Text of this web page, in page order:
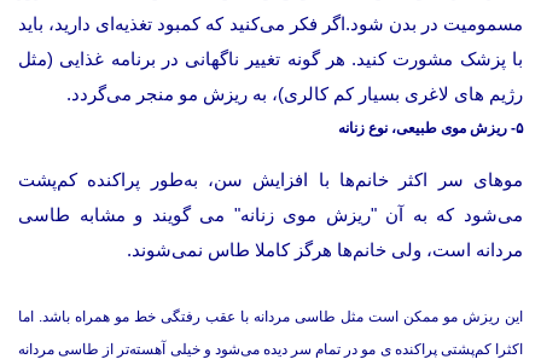
مسمومیت در بدن شود.اگر فکر می‌کنید که کمبود تغذیه‌ای دارید، باید
با پزشک مشورت کنید. هر گونه تغییر ناگهانی در برنامه غذایی (مثل
رژیم های لاغری بسیار کم کالری)، به ریزش مو منجر می‌گردد.
۵- ریزش موی طبیعی، نوع زنانه
موهای سر اکثر خانم‌ها با افزایش سن، به‌طور پراکنده کم‌پشت
می‌شود که به آن "ریزش موی زنانه" می گویند و مشابه طاسی
مردانه است، ولی خانم‌ها هرگز کاملا طاس نمی‌شوند.
این ریزش مو ممکن است مثل طاسی مردانه با عقب رفتگی خط مو همراه باشد. اما
اکثرا کم‌پشتی پراکنده ی مو در تمام سر دیده می‌شود و خیلی آهسته‌تر از طاسی مردانه